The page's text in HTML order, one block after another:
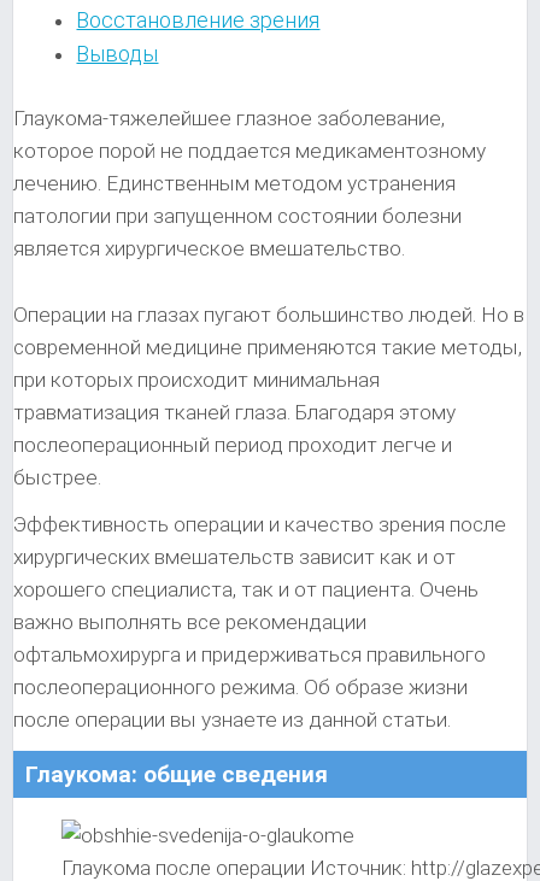
Восстановление зрения
Выводы
Глаукома-тяжелейшее глазное заболевание,
которое порой не поддается медикаментозному
лечению. Единственным методом устранения
патологии при запущенном состоянии болезни
является хирургическое вмешательство.
Операции на глазах пугают большинство людей. Но в
современной медицине применяются такие методы,
при которых происходит минимальная
травматизация тканей глаза. Благодаря этому
послеоперационный период проходит легче и
быстрее.
Эффективность операции и качество зрения после
хирургических вмешательств зависит как и от
хорошего специалиста, так и от пациента. Очень
важно выполнять все рекомендации
офтальмохирурга и придерживаться правильного
послеоперационного режима. Об образе жизни
после операции вы узнаете из данной статьи.
Глаукома: общие сведения
Глаукома после операции Источник: http://